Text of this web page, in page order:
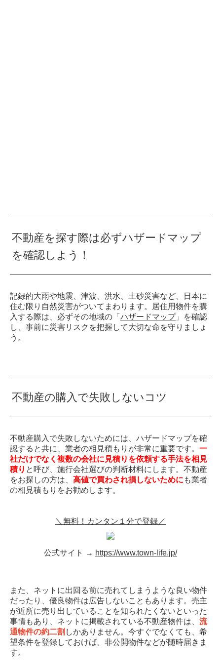
不動産を探す際は必ずハザードマップ
を確認しよう！
記録的大雨や地震、津波、洪水、土砂災害など、日本に
住む限り自然災害がついてまわります。居住用物件を購
入する際は、必ずその地域の「 ハザードマップ」を確認
し、事前に災害リスクを把握して大切な命を守りましょ
う。
不動産の購入で失敗しないコツ
不動産購入で失敗しないためには、ハザードマップを確
認すると共に、業者の相見積もりが非常に重要です。 一
社だけでなく複数の会社に見積りを依頼する手法を相見
積り と呼び、施行会社選びの判断材料にします。不動産
をお探しの方は、 高値で買わされ損しないために も業者
の相見積もりをお勧めします。
＼無料！カンタン１分で登録／
公式サイト → https://www.town-life.jp/
また、ネットに出回る前に売れてしまうような良い物件
だったり、優良物件は広告しないこともあります。売主
が近所に売り出していることを知られたくないといった
事情もあり、ネットに掲載されている不動産物件は、 流
通物件の約二割 しかありません。今すぐでなくても、希
望条件を登録しておけば、非公開物件などが随時届きま
す。